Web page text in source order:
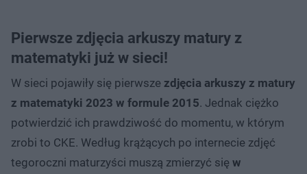
Pierwsze zdjęcia arkuszy matury z
matematyki już w sieci!
W sieci pojawiły się pierwsze zdjęcia arkuszy z matury
z matematyki 2023 w formule 2015. Jednak ciężko
potwierdzić ich prawdziwość do momentu, w którym
zrobi to CKE. Według krążących po internecie zdjęć
tegoroczni maturzyści muszą zmierzyć się w